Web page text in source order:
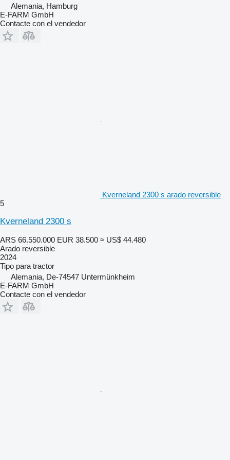
Alemania, Hamburg
E-FARM GmbH
Contacte con el vendedor
Kverneland 2300 s arado reversible
5
Kverneland 2300 s
ARS 66.550.000 EUR 38.500 ≈ US$ 44.480
Arado reversible
2024
Tipo para tractor
Alemania, De-74547 Untermünkheim
E-FARM GmbH
Contacte con el vendedor